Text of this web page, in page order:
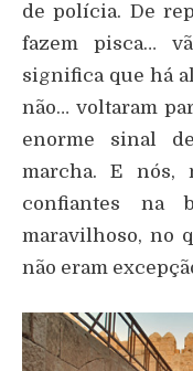
de polícia. De
fazem pisca…
significa que há
não… voltaram
enorme sinal
marcha. E nós,
confiantes na
maravilhoso, no
não eram